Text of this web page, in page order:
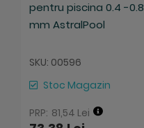
pentru piscina 0.4 -0.8
mm AstralPool
SKU: 00596
Stoc Magazin
81,54 Lei